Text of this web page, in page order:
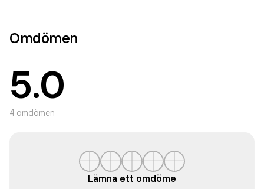
Omdömen
5.0
4 omdömen
Lämna ett omdöme